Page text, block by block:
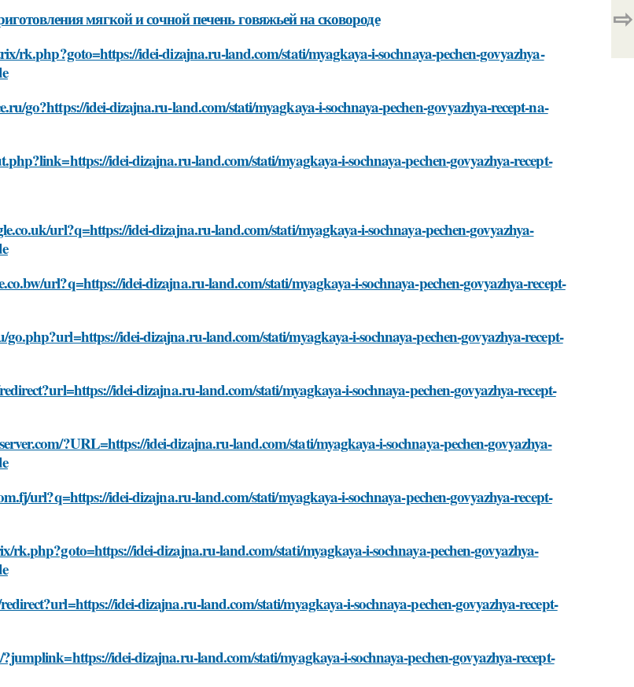
мягкой и сочной печень говяжьей на сковороде
rk.php?goto=https://idei-dizajna.ru-land.com/stati/myagkaya-i-sochnaya-pechen-govyazhya-
go?https://idei-dizajna.ru-land.com/stati/myagkaya-i-sochnaya-pechen-govyazhya-recept-na-
idei-dizajna.ru-land.com/stati/myagkaya-i-sochnaya-pechen-govyazhya-recept-
url?q=https://idei-dizajna.ru-land.com/stati/myagkaya-i-sochnaya-pechen-govyazhya-
url?q=https://idei-dizajna.ru-land.com/stati/myagkaya-i-sochnaya-pechen-govyazhya-recept-
idei-dizajna.ru-land.com/stati/myagkaya-i-sochnaya-pechen-govyazhya-recept-
idei-dizajna.ru-land.com/stati/myagkaya-i-sochnaya-pechen-govyazhya-recept-
?URL=https://idei-dizajna.ru-land.com/stati/myagkaya-i-sochnaya-pechen-govyazhya-
url?q=https://idei-dizajna.ru-land.com/stati/myagkaya-i-sochnaya-pechen-govyazhya-recept-
rk.php?goto=https://idei-dizajna.ru-land.com/stati/myagkaya-i-sochnaya-pechen-govyazhya-
idei-dizajna.ru-land.com/stati/myagkaya-i-sochnaya-pechen-govyazhya-recept-
?jumplink=https://idei-dizajna.ru-land.com/stati/myagkaya-i-sochnaya-pechen-govyazhya-recept-
⇨